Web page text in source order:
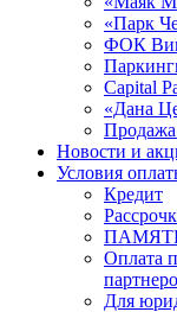
«Парк
ФОК
Capital
«Дана
Продажа
Новости и
Условия
Кредит
Оплата
Для